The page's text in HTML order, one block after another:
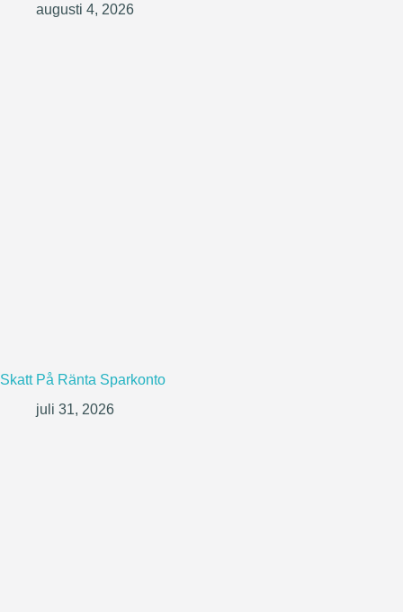
augusti 4, 2026
Skatt På Ränta Sparkonto
juli 31, 2026